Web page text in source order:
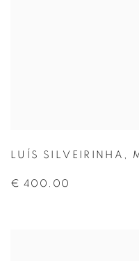
LUÍS SILVEIRINHA ,
€ 400.00